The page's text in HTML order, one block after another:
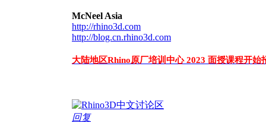
McNeel Asia
http://rhino3d.com
http://blog.cn.rhino3d.com
大陆地区Rhino原厂培训中心 2023 面授课程开始
回复